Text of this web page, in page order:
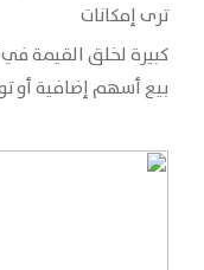
ترى إمكانات
كبيرة لخلق القيمة في
بيع أسهم إضافية أو